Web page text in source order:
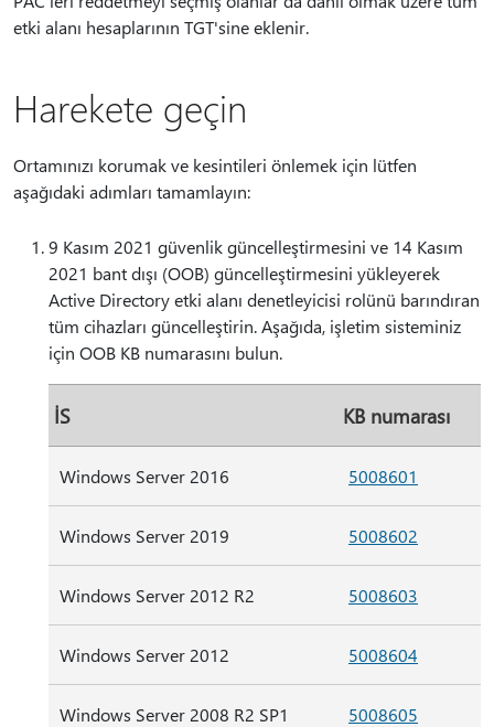
etki alanı hesaplarının TGT'sine eklenir.
Harekete geçin
Ortamınızı korumak ve kesintileri önlemek için lütfen
aşağıdaki adımları tamamlayın:
9 Kasım 2021 güvenlik güncelleştirmesini ve 14 Kasım
2021 bant dışı (OOB) güncelleştirmesini yükleyerek
Active Directory etki alanı denetleyicisi rolünü barındıran
tüm cihazları güncelleştirin. Aşağıda, işletim sisteminiz
için OOB KB numarasını bulun.
İS KB numarası
Windows Server 2016 5008601
Windows Server 2019 5008602
Windows Server 2012 R2 5008603
Windows Server 2012 5008604
Windows Server 2008 R2 SP1 5008605